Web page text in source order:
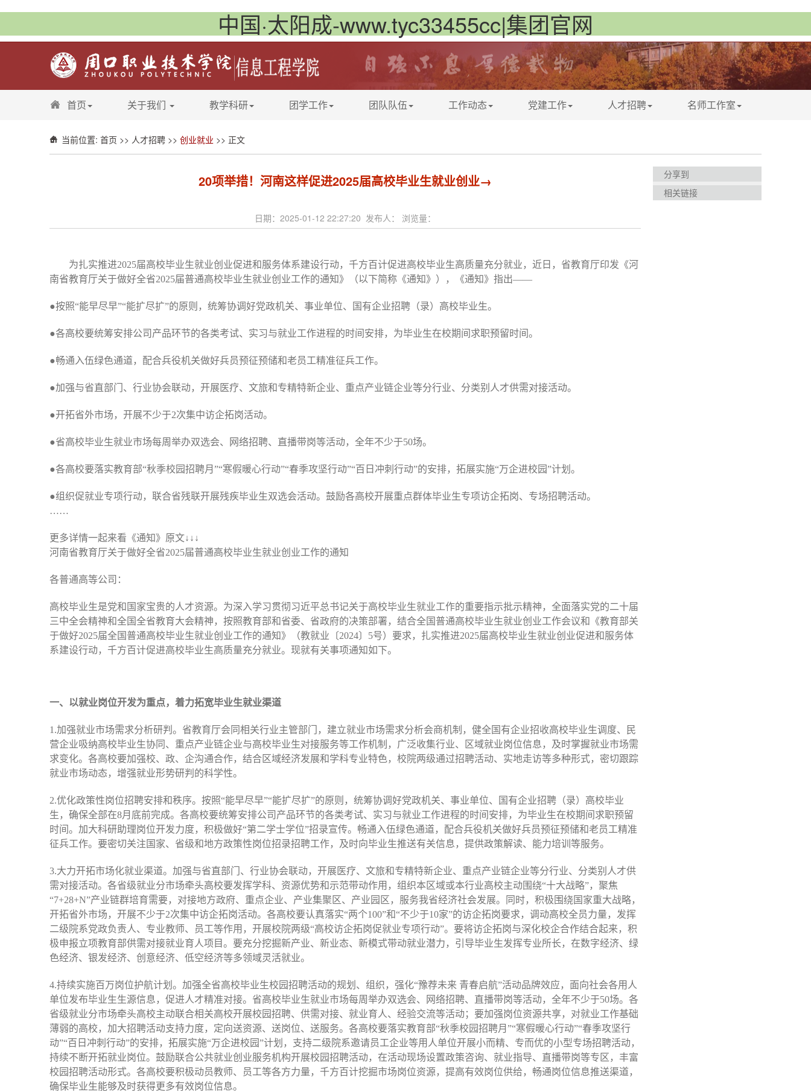
中国·太阳成-www.tyc33455cc|集团官网
首页 关于我们 教学科研 团学工作 团队队伍 工作动态 党建工作 人才招聘 名师工作室
当前位置: 首页 >> 人才招聘 >> 创业就业 >> 正文
20项举措！河南这样促进2025届高校毕业生就业创业→
日期：2025-01-12 22:27:20 发布人： 浏览量：
为扎实推进2025届高校毕业生就业创业促进和服务体系建设行动，千方百计促进高校毕业生高质量充分就业，近日，省教育厅印发《河
南省教育厅关于做好全省2025届普通高校毕业生就业创业工作的通知》（以下简称《通知》），《通知》指出——
●按照“能早尽早”“能扩尽扩”的原则，统筹协调好党政机关、事业单位、国有企业招聘（录）高校毕业生。
●各高校要统筹安排公司产品环节的各类考试、实习与就业工作进程的时间安排，为毕业生在校期间求职预留时间。
●畅通入伍绿色通道，配合兵役机关做好兵员预征预储和老员工精准征兵工作。
●加强与省直部门、行业协会联动，开展医疗、文旅和专精特新企业、重点产业链企业等分行业、分类别人才供需对接活动。
●开拓省外市场，开展不少于2次集中访企拓岗活动。
●省高校毕业生就业市场每周举办双选会、网络招聘、直播带岗等活动，全年不少于50场。
●各高校要落实教育部“秋季校园招聘月”“寒假暖心行动”“春季攻坚行动”“百日冲刺行动”的安排，拓展实施“万企进校园”计划。
●组织促就业专项行动，联合省残联开展残疾毕业生双选会活动。鼓励各高校开展重点群体毕业生专项访企拓岗、专场招聘活动。
……
更多详情一起来看《通知》原文↓↓↓
河南省教育厅关于做好全省2025届普通高校毕业生就业创业工作的通知
各普通高等公司：
高校毕业生是党和国家宝贵的人才资源。为深入学习贯彻习近平总书记关于高校毕业生就业工作的重要指示批示精神，全面落实党的二十届
三中全会精神和全国全省教育大会精神，按照教育部和省委、省政府的决策部署，结合全国普通高校毕业生就业创业工作会议和《教育部关
于做好2025届全国普通高校毕业生就业创业工作的通知》（教就业〔2024〕5号）要求，扎实推进2025届高校毕业生就业创业促进和服务体
系建设行动，千方百计促进高校毕业生高质量充分就业。现就有关事项通知如下。
一、以就业岗位开发为重点，着力拓宽毕业生就业渠道
1.加强就业市场需求分析研判。省教育厅会同相关行业主管部门，建立就业市场需求分析会商机制，健全国有企业招收高校毕业生调度、民
营企业吸纳高校毕业生协同、重点产业链企业与高校毕业生对接服务等工作机制，广泛收集行业、区域就业岗位信息，及时掌握就业市场需
求变化。各高校要加强校、政、企沟通合作，结合区域经济发展和学科专业特色，校院两级通过招聘活动、实地走访等多种形式，密切跟踪
就业市场动态，增强就业形势研判的科学性。
2.优化政策性岗位招聘安排和秩序。按照“能早尽早”“能扩尽扩”的原则，统筹协调好党政机关、事业单位、国有企业招聘（录）高校毕业
生，确保全部在8月底前完成。各高校要统筹安排公司产品环节的各类考试、实习与就业工作进程的时间安排，为毕业生在校期间求职预留
时间。加大科研助理岗位开发力度，积极做好“第二学士学位”招录宣传。畅通入伍绿色通道，配合兵役机关做好兵员预征预储和老员工精准
征兵工作。要密切关注国家、省级和地方政策性岗位招录招聘工作，及时向毕业生推送有关信息，提供政策解读、能力培训等服务。
3.大力开拓市场化就业渠道。加强与省直部门、行业协会联动，开展医疗、文旅和专精特新企业、重点产业链企业等分行业、分类别人才供
需对接活动。各省级就业分市场牵头高校要发挥学科、资源优势和示范带动作用，组织本区域或本行业高校主动围绕“十大战略”，聚焦
“7+28+N”产业链群培育需要，对接地方政府、重点企业、产业集聚区、产业园区，服务我省经济社会发展。同时，积极围绕国家重大战略，
开拓省外市场，开展不少于2次集中访企拓岗活动。各高校要认真落实“两个100”和“不少于10家”的访企拓岗要求，调动高校全员力量，发挥
二级院系党政负责人、专业教师、员工等作用，开展校院两级“高校访企拓岗促就业专项行动”。要将访企拓岗与深化校企合作结合起来，积
极申报立项教育部供需对接就业育人项目。要充分挖掘新产业、新业态、新模式带动就业潜力，引导毕业生发挥专业所长，在数字经济、绿
色经济、银发经济、创意经济、低空经济等多领域灵活就业。
4.持续实施百万岗位护航计划。加强全省高校毕业生校园招聘活动的规划、组织，强化“豫荐未来 青春启航”活动品牌效应，面向社会各用人
单位发布毕业生生源信息，促进人才精准对接。省高校毕业生就业市场每周举办双选会、网络招聘、直播带岗等活动，全年不少于50场。各
省级就业分市场牵头高校主动联合相关高校开展校园招聘、供需对接、就业育人、经验交流等活动；要加强岗位资源共享，对就业工作基础
薄弱的高校，加大招聘活动支持力度，定向送资源、送岗位、送服务。各高校要落实教育部“秋季校园招聘月”“寒假暖心行动”“春季攻坚行
动”“百日冲刺行动”的安排，拓展实施“万企进校园”计划，支持二级院系邀请员工企业等用人单位开展小而精、专而优的小型专场招聘活动，
持续不断开拓就业岗位。鼓励联合公共就业创业服务机构开展校园招聘活动，在活动现场设置政策咨询、就业指导、直播带岗等专区，丰富
校园招聘活动形式。各高校要积极动员教师、员工等各方力量，千方百计挖掘市场岗位资源，提高有效岗位供给，畅通岗位信息推送渠道，
确保毕业生能够及时获得更多有效岗位信息。
分享到
相关链接